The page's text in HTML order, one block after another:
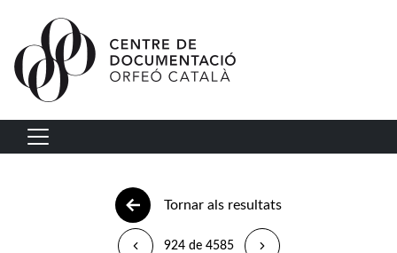
Vés al contingut
Navegació principal
Tornar als resultats
924 de 4585